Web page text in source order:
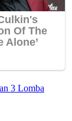
3 Lomba